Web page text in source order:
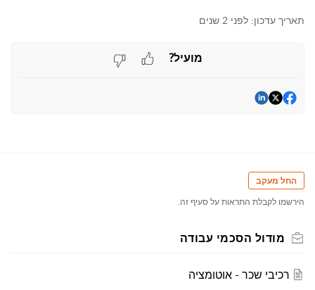
תאריך עדכון: לפני 2 שנים
מועיל?
החל מעקב
הירשמו לקבלת התראות על סעיף זה.
מודול הסכמי עבודה
רכיבי שכר - אוטומציה